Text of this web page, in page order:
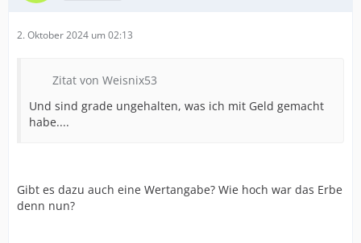
2. Oktober 2024 um 02:13
Zitat von Weisnix53
Und sind grade ungehalten, was ich mit Geld gemacht
habe....
Gibt es dazu auch eine Wertangabe? Wie hoch war das Erbe
denn nun?